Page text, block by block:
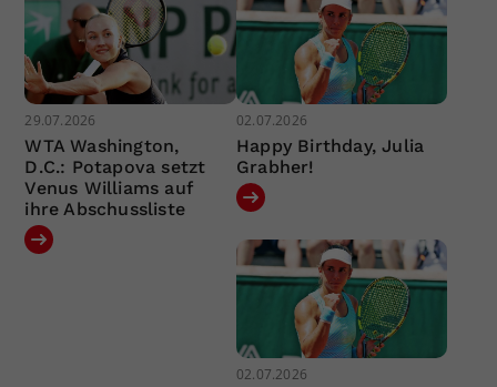
29.07.2026
WTA Washington,
D.C.: Potapova setzt
Venus Williams auf
ihre Abschussliste
02.07.2026
Happy Birthday, Julia
Grabher!
02.07.2026